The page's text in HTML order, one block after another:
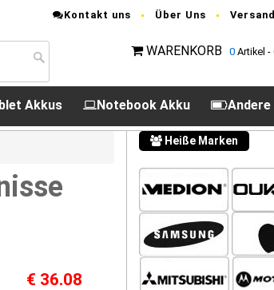
Kontakt uns Über Uns
WARENKORB 0 Artikel -
Akkus Notebook Akku
€ 36.08
Heiße Marken